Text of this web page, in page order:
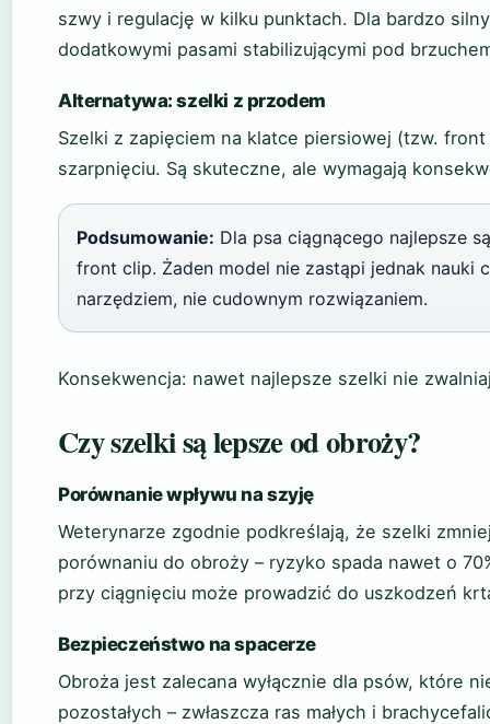
szwy i regulację w kilku punktach. Dla bardzo
dodatkowymi pasami stabilizującymi pod
Alternatywa: szelki z przodem
Szelki z zapięciem na klatce piersiowej (tzw.
szarpnięciu. Są skuteczne, ale wymagają
Podsumowanie: Dla psa ciągnącego najlepsze
front clip. Żaden model nie zastąpi jednak nauki
narzędziem, nie cudownym rozwiązaniem.
Konsekwencja: nawet najlepsze szelki nie
Czy szelki są lepsze od obroży?
Porównanie wpływu na szyję
Weterynarze zgodnie podkreślają, że szelki
porównaniu do obroży – ryzyko spada nawet o
przy ciągnięciu może prowadzić do uszkodzeń
Bezpieczeństwo na spacerze
Obroża jest zalecana wyłącznie dla psów, które
pozostałych – zwłaszcza ras małych i